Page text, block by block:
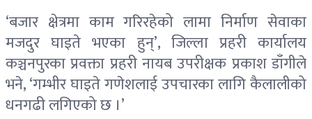
‘बजार क्षेत्रमा काम गरिरहेको लामा निर्माण सेवाका
मजदुर घाइते भएका हुन्’, जिल्ला प्रहरी कार्यालय
कञ्चनपुरका प्रवक्ता प्रहरी नायब उपरीक्षक प्रकाश डाँगीले
भने, ‘गम्भीर घाइते गणेशलाई उपचारका लागि कैलालीको
धनगढी लगिएको छ ।’